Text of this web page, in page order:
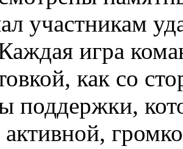
участникам
игра
как со
поддержки,